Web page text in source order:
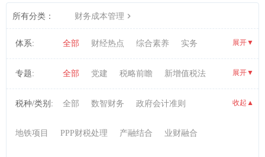
所有分类： 财务成本管理
展开▼
体系: 全部 财经热点 综合素养 实务
职业资格考试 展开▼
专题: 全部 党建 税略前瞻 新增值税法
AI数智税务实战 信息技术 研发项目管理
财务会计 PPP实务 投融资 税收实务
收起 ▼
税种/类别: 全部 数智财务 政府会计准则
地铁项目 PPP财税处理 产融结合 业财融合